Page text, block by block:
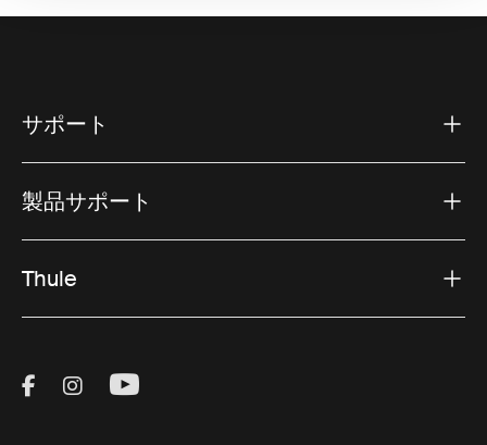
サポート
製品サポート
Thule
Visit Thule on Facebook (external link)
Visit Thule on Instagram (external link)
Visit Thule on Youtube (external